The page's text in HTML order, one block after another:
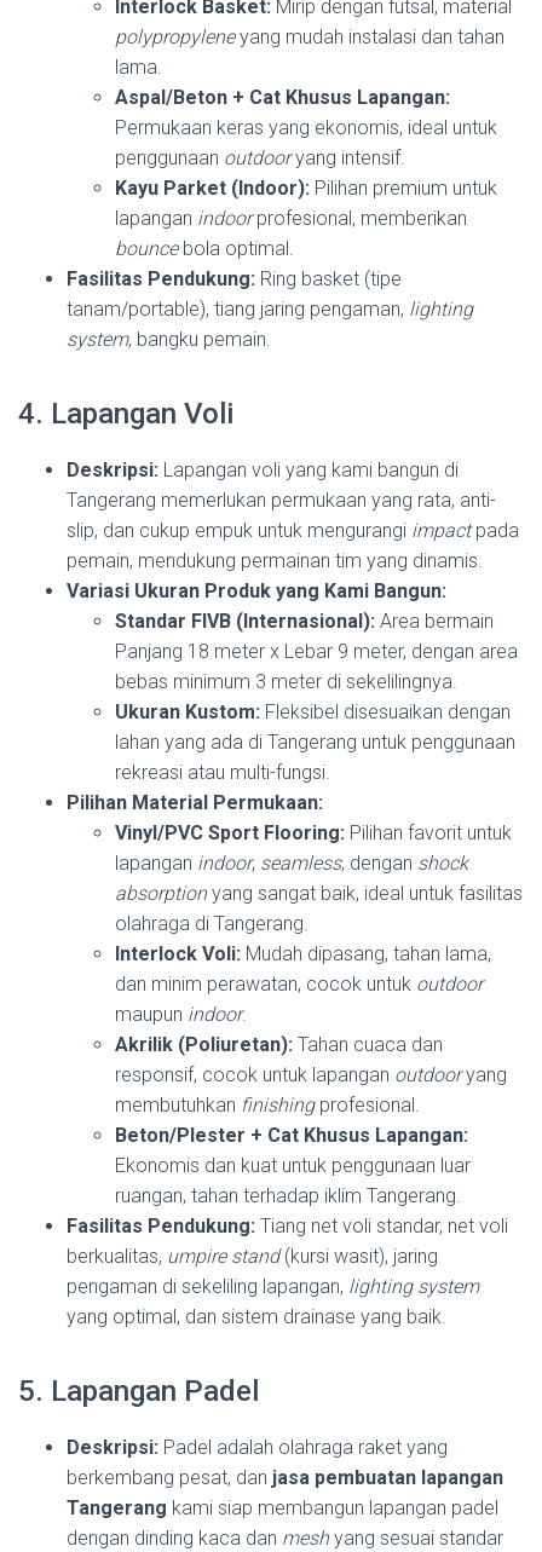
Interlock Basket: Mirip dengan futsal, material
polypropyleneyang mudah instalasi dan tahan
lama.
Aspal/Beton + Cat Khusus Lapangan:
Permukaan keras yang ekonomis, ideal untuk
penggunaan outdooryang intensif.
Kayu Parket (Indoor): Pilihan premium untuk
lapangan indoorprofesional, memberikan
bouncebola optimal.
Fasilitas Pendukung: Ring basket (tipe
tanam/portable), tiang jaring pengaman, lighting
system, bangku pemain.
4. Lapangan Voli
Deskripsi: Lapangan voli yang kami bangun di
Tangerang memerlukan permukaan yang rata, anti-
slip, dan cukup empuk untuk mengurangi impactpada
pemain, mendukung permainan tim yang dinamis.
Variasi Ukuran Produk yang Kami Bangun:
Standar FIVB (Internasional): Area bermain
Panjang 18 meter x Lebar 9 meter, dengan area
bebas minimum 3 meter di sekelilingnya.
Ukuran Kustom: Fleksibel disesuaikan dengan
lahan yang ada di Tangerang untuk penggunaan
rekreasi atau multi-fungsi.
Pilihan Material Permukaan:
Vinyl/PVC Sport Flooring: Pilihan favorit untuk
lapangan indoor, seamless, dengan shock
absorptionyang sangat baik, ideal untuk fasilitas
olahraga di Tangerang.
Interlock Voli: Mudah dipasang, tahan lama,
dan minim perawatan, cocok untuk outdoor
maupun indoor.
Akrilik (Poliuretan): Tahan cuaca dan
responsif, cocok untuk lapangan outdooryang
membutuhkan finishingprofesional.
Beton/Plester + Cat Khusus Lapangan:
Ekonomis dan kuat untuk penggunaan luar
ruangan, tahan terhadap iklim Tangerang.
Fasilitas Pendukung: Tiang net voli standar, net voli
berkualitas, umpire stand(kursi wasit), jaring
pengaman di sekeliling lapangan, lighting system
yang optimal, dan sistem drainase yang baik.
5. Lapangan Padel
Deskripsi: Padel adalah olahraga raket yang
berkembang pesat, dan jasa pembuatan lapangan
Tangerang kami siap membangun lapangan padel
dengan dinding kaca dan meshyang sesuai standar